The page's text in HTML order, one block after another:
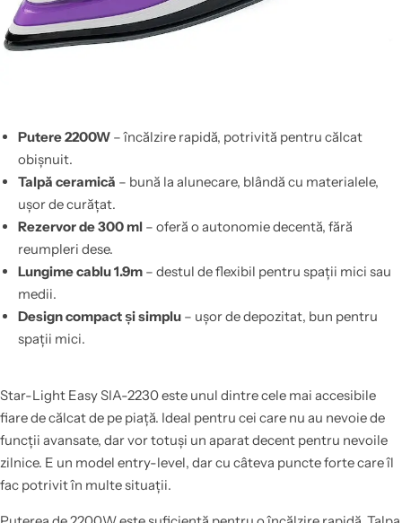
Putere 2200W– încălzire rapidă, potrivită pentru călcat
obișnuit.
Talpă ceramică – bună la alunecare, blândă cu materialele,
ușor de curățat.
Rezervor de 300 ml– oferă o autonomie decentă, fără
reumpleri dese.
Lungime cablu 1.9m– destul de flexibil pentru spații mici sau
medii.
Design compact și simplu– ușor de depozitat, bun pentru
spații mici.
Star-Light Easy SIA-2230 este unul dintre cele mai accesibile
fiare de călcat de pe piață. Ideal pentru cei care nu au nevoie de
funcții avansate, dar vor totuși un aparat decent pentru nevoile
zilnice. E un model entry-level, dar cu câteva puncte forte care îl
fac potrivit în multe situații.